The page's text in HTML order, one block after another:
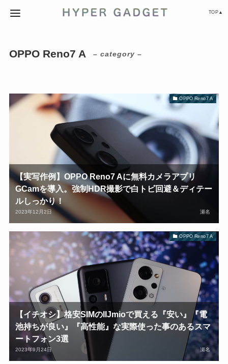
TOP▲
OPPO Reno7 A – category –
OPPO Reno7 A
【実写作例】OPPO Reno7 Aに無料カメラアプリ
GCamを導入。強制HDR撮影で白トビ回避＆ディテー
ルしっかり！
2023年12月2日 瀬名
OPPO Reno7 A
【イチオシ】格安SIMのIIJmioで買える『安い』『電
池持ちが良い』『高性能』な実際使った事のあるスマ
ートフォン3選
2023年9月24日 瀬名